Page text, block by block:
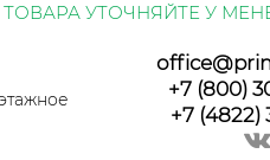
УТОЧНЯЙТЕ У
+7 (800)
+7 (4822)